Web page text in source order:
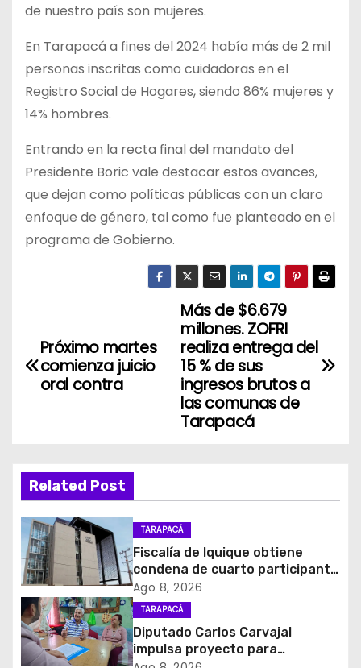
de nuestro país son mujeres.
En Tarapacá a fines del 2024 había más de 2 mil
personas inscritas como cuidadoras en el
Registro Social de Hogares, siendo 86% mujeres y
14% hombres.
Entrando en la recta final del mandato del
Presidente Boric vale destacar estos avances,
que dejan como políticas públicas con un claro
enfoque de género, tal como fue planteado en el
programa de Gobierno.
a
a
c
i
ó
n
d
Más de $6.679
millones. ZOFRI
realiza entrega del
15 % de sus
ingresos brutos a
las comunas de
Tarapacá
Próximo martes
comienza juicio
oral contra
Related Post
TARAPACÁ
Fiscalía de Iquique obtiene
condena de cuarto participante
en violento asalto a
comerciante
Ago 8, 2026
TARAPACÁ
Diputado Carlos Carvajal
impulsa proyecto para